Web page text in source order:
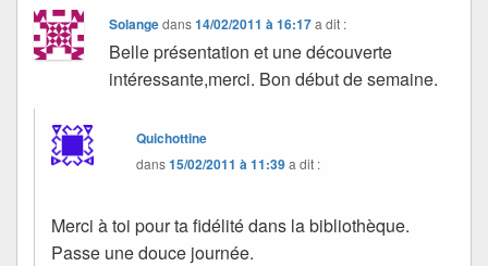
Solangedans14/02/2011 à 16:17 a dit :
Belle présentation et une découverte
intéressante,merci. Bon début de semaine.
Quichottine
dans15/02/2011 à 11:39a dit :
Merci à toi pour ta fidélité dans la bibliothèque.
Passe une douce journée.